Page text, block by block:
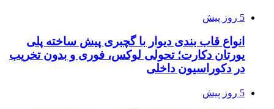
5 روز پیش
انواع قاب بندی دیوار با گچبری پیش ساخته پلی
یورتان دکارت؛ تحولی لوکس، فوری و بدون تخریب
در دکوراسیون داخلی
5 روز پیش